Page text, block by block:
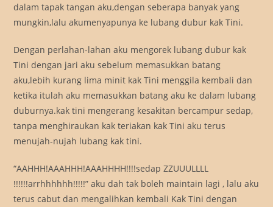
dalam tapak tangan aku,dengan seberapa banyak yang
mungkin,lalu akumenyapunya ke lubang dubur kak Tini.
Dengan perlahan-lahan aku mengorek lubang dubur kak
Tini dengan jari aku sebelum memasukkan batang
aku,lebih kurang lima minit kak Tini menggila kembali dan
ketika itulah aku memasukkan batang aku ke dalam lubang
duburnya.kak tini mengerang kesakitan bercampur sedap,
tanpa menghiraukan kak teriakan kak Tini aku terus
menujah-nujah lubang kak tini.
“AAHHH!AAAHHH!AAAHHHH!!!!sedap ZZUUULLLL
!!!!!!arrhhhhhh!!!!!” aku dah tak boleh maintain lagi , lalu aku
terus cabut dan mengalihkan kembali Kak Tini dengan